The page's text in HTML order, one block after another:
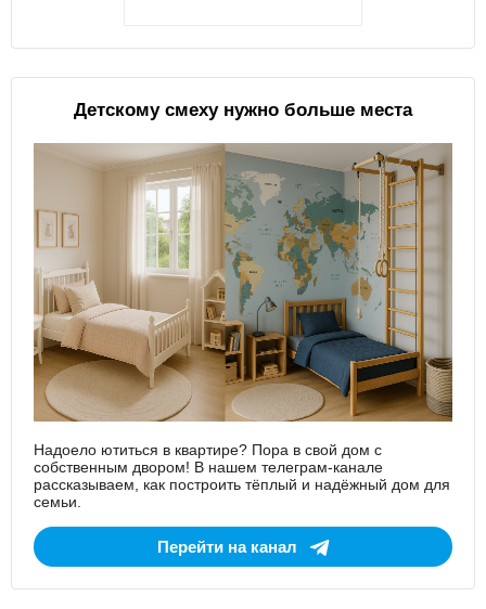
Детскому смеху нужно больше места
Надоело ютиться в квартире? Пора в свой дом с
собственным двором! В нашем телеграм-канале
рассказываем, как построить тёплый и надёжный дом для
семьи.
Перейти на канал